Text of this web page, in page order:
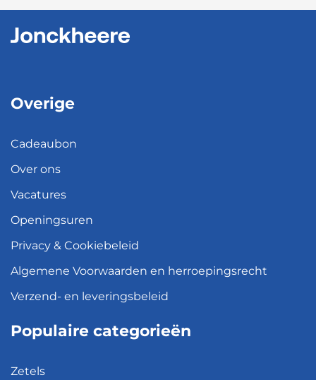
Overige
Cadeaubon
Over ons
Vacatures
Openingsuren
Privacy & Cookiebeleid
Algemene Voorwaarden en herroepingsrecht
Verzend- en leveringsbeleid
Populaire categorieën
Zetels